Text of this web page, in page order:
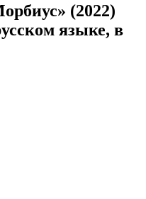
(2022)
языке, в